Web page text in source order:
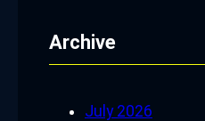
r
c
Archive
July 2026